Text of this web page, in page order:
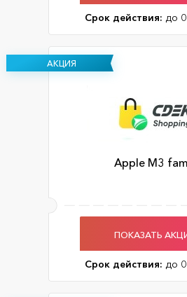
Срок действия: до
АКЦИЯ
Apple M3
ПОКАЗАТЬ
Срок действия: до